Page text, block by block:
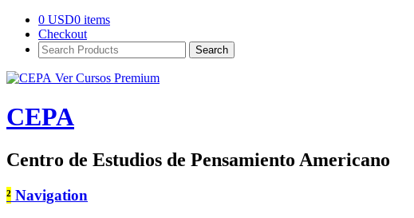
0 USD0 items
Checkout
Search
Products:
Ver Cursos Premium
CEPA
Centro de Estudios de Pensamiento Americano
² Navigation